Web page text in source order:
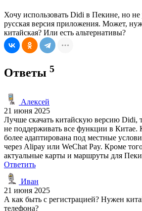
Хочу использовать Didi в Пекине, но не
русская версия приложения. Может,
китайская? Или есть альтернативы?
Ответы 5
Алексей
21 июня 2025
Лучше скачать китайскую версию Didi,
не поддерживать все функции в Китае.
более адаптирована под местные
через Alipay или WeChat Pay. Кроме
актуальные карты и маршруты для
Ответить
Иван
21 июня 2025
А как быть с регистрацией? Нужен
телефона?